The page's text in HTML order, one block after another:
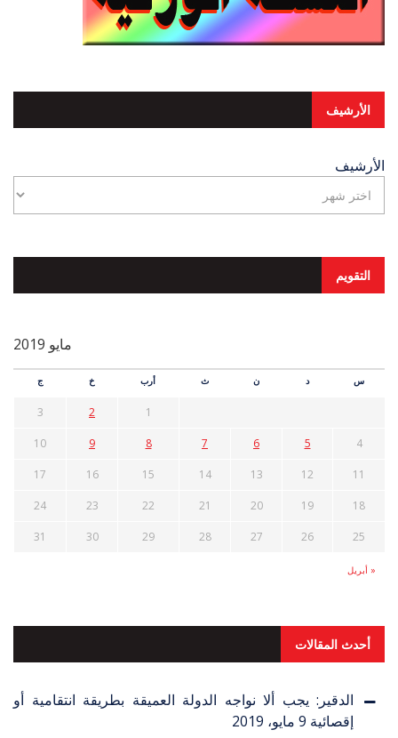
الأرشيف
الأرشيف
التقويم
مايو 2019
س د ن ث أرب خ ج
« أبريل
1
2
3
4
5
6
7
8
9
10
11
12
13
14
15
16
17
18
19
20
21
22
23
24
25
26
27
28
29
30
31
أحدث المقالات
الدقير: يجب ألا نواجه الدولة العميقة بطريقة انتقامية أو
إقصائية 9 مايو، 2019